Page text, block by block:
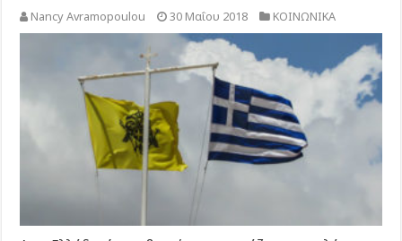
Nancy Avramopoulou 30 Μαΐου 2018 ΚΟΙΝΩΝΙΚΑ